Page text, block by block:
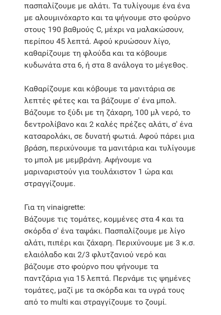
πασπαλίζουμε με αλάτι. Τα τυλίγουμε ένα ένα
με αλουμινόχαρτο και τα ψήνουμε στο φούρνο
στους 190 βαθμούς C, μέχρι να μαλακώσουν,
περίπου 45 λεπτά. Αφού κρυώσουν λίγο,
καθαρίζουμε τη φλούδα και τα κόβουμε
κυδωνάτα στα 6, ή στα 8 ανάλογα το μέγεθος.
Καθαρίζουμε και κόβουμε τα μανιτάρια σε
λεπτές φέτες και τα βάζουμε σ' ένα μπολ.
Βάζουμε το ξύδι με τη ζάχαρη, 100 μλ νερό, το
δεντρολίβανο και 2 καλές πρέζες αλάτι, σ' ένα
κατσαρολάκι, σε δυνατή φωτιά. Αφού πάρει μια
βράση, περιχύνουμε τα μανιτάρια και τυλίγουμε
το μπολ με μεμβράνη. Αφήνουμε να
μαριναριστούν για τουλάχιστον 1 ώρα και
στραγγίζουμε.
Για τη vinaigrette:
Βάζουμε τις τομάτες, κομμένες στα 4 και τα
σκόρδα σ' ένα ταψάκι. Πασπαλίζουμε με λίγο
αλάτι, πιπέρι και ζάχαρη. Περιχύνουμε με 3 κ.σ.
ελαιόλαδο και 2/3 φλυτζανιού νερό και
βάζουμε στο φούρνο που ψήνουμε τα
παντζάρια για 15 λεπτά. Περνάμε τις ψημένες
τομάτες, μαζί με τα σκόρδα και τα υγρά τους
από το multi και στραγγίζουμε το ζουμί.